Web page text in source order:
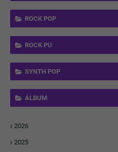
ROCK POP
ROCK PU
SYNTH POP
ÁLBUM
2026
2025